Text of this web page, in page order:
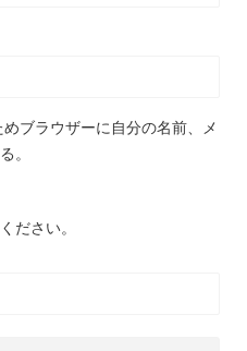
ブラウザーに自分の名前、メ
。
ださい。